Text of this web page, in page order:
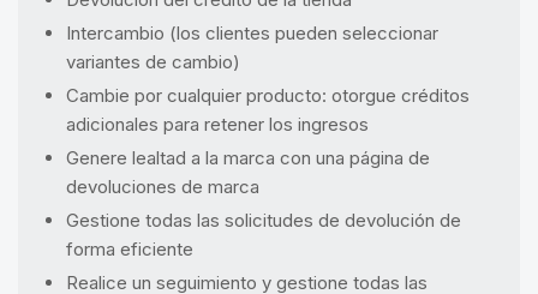
Intercambio (los clientes pueden seleccionar
variantes de cambio)
Cambie por cualquier producto: otorgue créditos
adicionales para retener los ingresos
Genere lealtad a la marca con una página de
devoluciones de marca
Gestione todas las solicitudes de devolución de
forma eficiente
Realice un seguimiento y gestione todas las